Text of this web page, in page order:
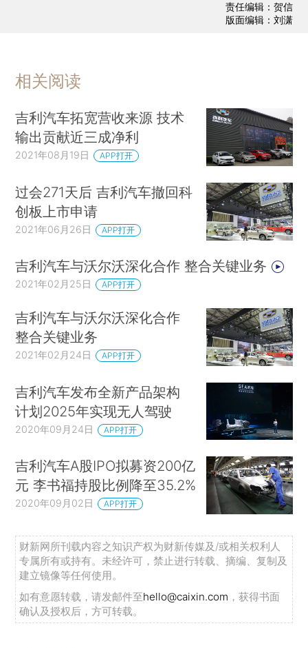
责任编辑：贺信
版面编辑：刘潇
相关阅读
吉利汽车拓宽营收来源 技术
输出贡献近三成净利
2021年08月19日 APP打开
过会271天后 吉利汽车撤回科
创板上市申请
2021年06月26日 APP打开
吉利汽车与沃尔沃深化合作 整合关键业务
2021年02月25日 APP打开
吉利汽车与沃尔沃深化合作
整合关键业务
2021年02月24日 APP打开
吉利汽车发布全新产品架构
计划2025年实现无人驾驶
2020年09月24日 APP打开
吉利汽车A股IPO拟募资200亿
元 李书福持股比例降至35.2%
2020年09月02日 APP打开
财新网所刊载内容之知识产权为财新传媒及/或相关权利人
专属所有或持有。未经许可，禁止进行转载、摘编、复制及
建立镜像等任何使用。
如有意愿转载，请发邮件至hello@caixin.com ，获得书面
确认及授权后，方可转载。